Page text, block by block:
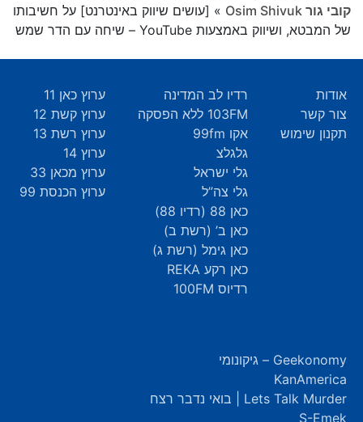
קובי גור Osim Shivuk
» [עושים שיווק באינטרנט] על חשיבותו
של המבטא, ושיווק באמצעות YouTube – שיחה עם הדר שמש
אודות
צור קשר
תקנון שימוש
רדיו לב המדינה
103FM ללא הפסקה
אקו 99fm
גלגלצ
גלי ישראל
גלי צה”ל
כאן 88 (רדיו 88)
כאן ב’ (רשת ב)
כאן גימל (רשת ג)
כאן רקע REKA
רדיוס 100FM
ערוץ כאן 11
ערוץ קשת 12
ערוץ רשת 13
ערוץ 14
ערוץ מכאן 33
ערוץ הכנסת 99
Geekonomy – גיקונומי
KanAmerica
Lets Talk Murder | בואי נדבר רצח
S-Emek